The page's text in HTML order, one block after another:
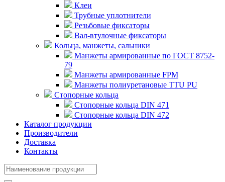
Клеи
Трубные уплотнители
Резьбовые фиксаторы
Вал-втулочные фиксаторы
Кольца, манжеты, сальники
Манжеты армированные по ГОСТ 8752-
79
Манжеты армированные FPM
Манжеты полиуретановые TTU PU
Стопорные кольца
Стопорные кольца DIN 471
Стопорные кольца DIN 472
Каталог продукции
Производители
Доставка
Контакты